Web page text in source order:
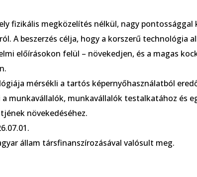
fizikális megközelítés nélkül, nagy
A beszerzés célja, hogy a korszerű technológia
előírásokon felül – növekedjen, és a magas
mérsékli a tartós képernyőhasználatból
munkavállalók, munkavállalók testalkatához és
növekedéséhez.
állam társfinanszírozásával valósult meg.